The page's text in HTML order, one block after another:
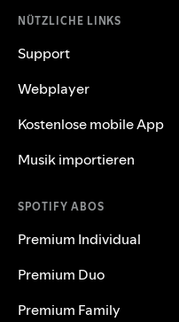
NÜTZLICHE LINKS
Support
Webplayer
Kostenlose mobile App
Musik importieren
SPOTIFY ABOS
Premium Individual
Premium Duo
Premium Family